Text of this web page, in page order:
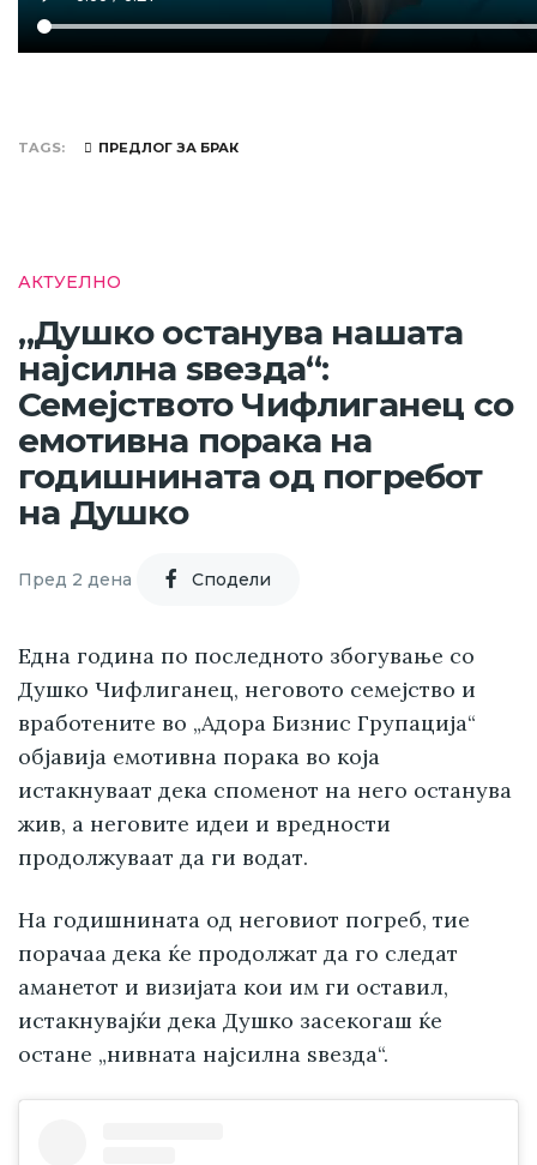
TAGS ПРЕДЛОГ ЗА БРАК
АКТУЕЛНО
„Душко останува нашата
најсилна ѕвезда“:
Семејството Чифлиганец со
емотивна порака на
годишнината од погребот
на Душко
Пред 2 дена Cподели
Една година по последното збогување со
Душко Чифлиганец, неговото семејство и
вработените во „Адора Бизнис Групација“
објавија емотивна порака во која
истакнуваат дека споменот на него останува
жив, а неговите идеи и вредности
продолжуваат да ги водат.
На годишнината од неговиот погреб, тие
порачаа дека ќе продолжат да го следат
аманетот и визијата кои им ги оставил,
истакнувајќи дека Душко засекогаш ќе
остане „нивната најсилна ѕвезда“.